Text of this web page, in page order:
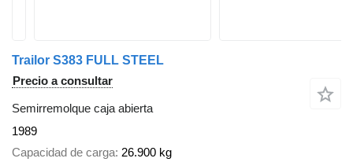
Trailor S383 FULL STEEL
Precio a consultar
Semirremolque caja abierta
1989
Capacidad de carga 26.900 kg